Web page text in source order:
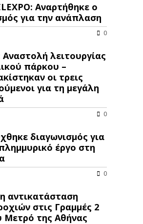
Αναρτήθηκε ο
για την ανάπλαση
0
Αναστολή λειτουργίας
πάρκου –
οι τρεις
για τη μεγάλη
0
διαγωνισμός για
έργο στη
0
αντικατάσταση
στις Γραμμές 2
Μετρό της Αθήνας